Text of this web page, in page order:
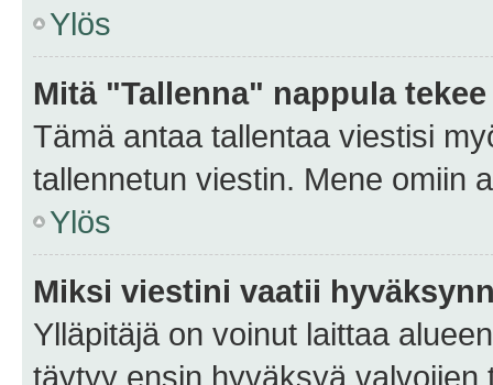
Ylös
Mitä "Tallenna" nappula
Tämä antaa tallentaa viestisi
tallennetun viestin. Mene omiin
Ylös
Miksi viestini vaatii
Ylläpitäjä on voinut laittaa
täytyy ensin hyväksyä